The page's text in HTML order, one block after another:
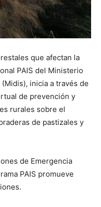
que afectan la
PAIS del Ministerio
inicia a través de
de prevención y
rurales sobre el
de pastizales y
de Emergencia
PAIS promueve